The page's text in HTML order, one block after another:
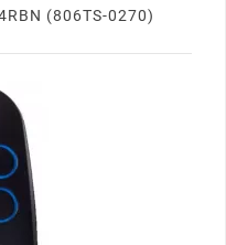
(806TS-0270)